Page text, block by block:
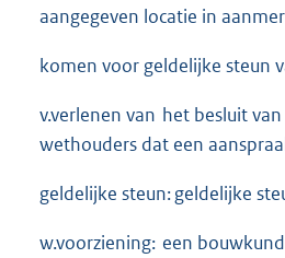
aangegeven locatie in
komen voor geldelijke steun
v.verlenen van het besluit
wethouders dat een
geldelijke steun: geldelijke
w.voorziening: een